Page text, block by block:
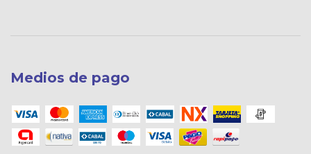
Medios de pago